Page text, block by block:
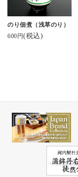
のり佃煮（浅草のり）
600円(税込)